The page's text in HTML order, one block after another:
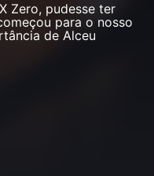
Zero, pudesse ter
para o nosso
de Alceu